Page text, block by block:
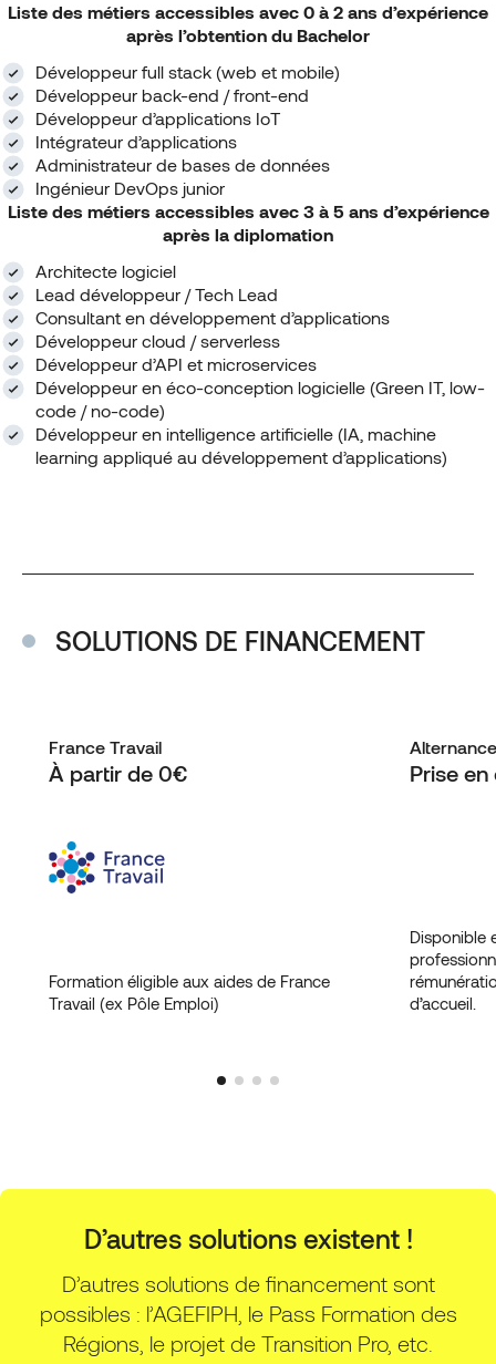
Liste des métiers accessibles avec 0 à 2 ans d’expérience
après l’obtention du Bachelor
Développeur full stack (web et mobile)
Développeur back-end / front-end
Développeur d’applications IoT
Intégrateur d’applications
Administrateur de bases de données
Ingénieur DevOps junior
Liste des métiers accessibles avec 3 à 5 ans d’expérience
après la diplomation
Architecte logiciel
Lead développeur / Tech Lead
Consultant en développement d’applications
Développeur cloud / serverless
Développeur d’API et microservices
Développeur en éco-conception logicielle (Green IT, low-
code / no-code)
Développeur en intelligence artificielle (IA, machine
learning appliqué au développement d’applications)
SOLUTIONS DE FINANCEMENT
France Travail
À partir de 0€
Formation éligible aux aides de France
Travail (ex Pôle Emploi)
Prise en
Disponible
d’accueil.
D’autres solutions existent !
D’autres solutions de financement sont
possibles : l’AGEFIPH, le Pass Formation des
Régions, le projet de Transition Pro, etc.